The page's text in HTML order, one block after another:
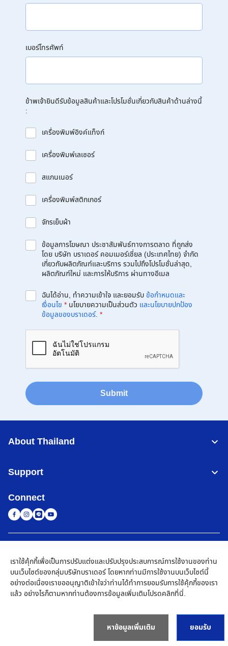
เบอร์โทรศัพท์
ข้าพเจ้ายินดีรับข้อมูลสินค้าและโปรโมชั่นเกี่ยวกับสินค้าด้านล่างนี้
:
เครื่องพิมพ์อิงค์แท็งก์
เครื่องพิมพ์เลเซอร์
สแกนเนอร์
เครื่องพิมพ์สติกเกอร์
จักรเย็บผ้า
ข้อมูลการโฆษณา ประชาสัมพันธ์ทางการตลาด ที่ถูกส่ง
โดย บริษัท บราเดอร์ คอมเมอร์เชี่ยล (ประเทศไทย) จำกัด
เกี่ยวกับผลิตภัณฑ์และบริการ รวมไปถึงโปรโมชั่นล่าสุด,
ผลิตภัณฑ์ใหม่ และการให้บริการ ผ่านทางอีเมล
ฉันได้อ่าน, ทำความเข้าใจ และยอมรับข้อกำหนดและ
เงื่อนไข * นโยบายความเป็นส่วนตัว และนโยบายปกป้อง
ข้อมูลของบราเดอร์. *
Submit
About Thailand
Support
Connect
นโยบายความเป็นส่วนตัว เงื่อนไขการใช้งาน แผนผังเว็บไซต์ ไปที่โกลบอลไซต์
©2026BROTHER COMMERCIAL (THAILAND) LTD. All Rights
Reserved
เราใช้คุ้กกี้เพื่อเป็นการปรับแต่งและปรับปรุงประสบการณ์การใช้งานของท่าน
บนเว็บไซต์ของกลุ่มบริษัทบราเดอร์ โดยหากท่านมีการใช้งานบนเว็บไซต์นี้
อย่างต่อเนื่องเราขออนุญาติเข้าใจว่าท่านได้ทำการยอมรับการใช้คุ้กกี้ของเรา
แล้ว อย่างไรก็ตามหากท่านต้องการข้อมูลเพิ่มเติมโปรดคลิกที่นี่.
หาข้อมูลเพิ่มเติม ยอมรับ